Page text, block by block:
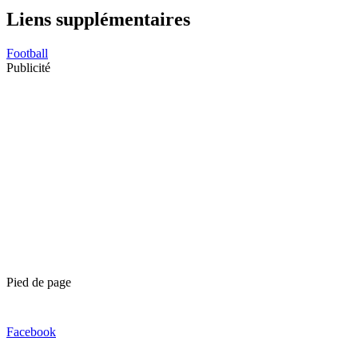
Liens supplémentaires
Football
Publicité
Pied de page
Facebook